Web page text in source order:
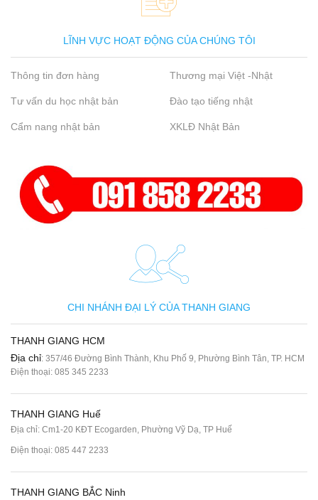
LĨNH VỰC HOẠT ĐỘNG CỦA CHÚNG TÔI
Thông tin đơn hàng Thương mại Việt -Nhật
Tư vấn du học nhật bản Đào tạo tiếng nhật
Cẩm nang nhật bản XKLĐ Nhật Bản
CHI NHÁNH ĐẠI LÝ CỦA THANH GIANG
THANH GIANG HCM
Địa chỉ: 357/46 Đường Bình Thành, Khu Phố 9, Phường Bình Tân, TP. HCM
Điện thoại: 085 345 2233
THANH GIANG Huế
Địa chỉ: Cm1-20 KĐT Ecogarden, Phường Vỹ Dạ, TP Huế
Điện thoại: 085 447 2233
THANH GIANG BẮC Ninh